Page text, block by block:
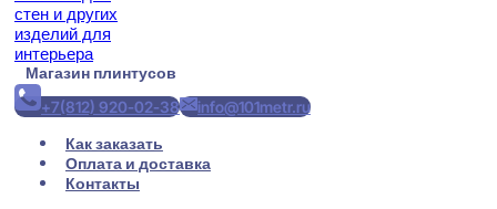
Магазин плинтусов
+7(812) 920-02-38
info@101metr.ru
Как заказать
Оплата и доставка
Контакты